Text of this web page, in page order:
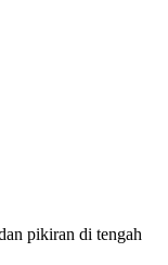
pikiran di tengah